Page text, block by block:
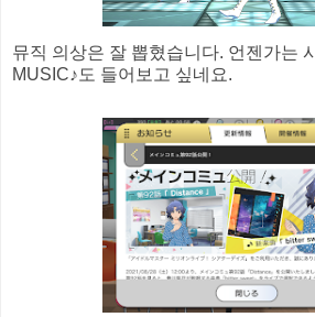
뮤직 의상은 잘 뽑혔습니다. 언젠가는
MUSIC♪도 들어보고 싶네요.